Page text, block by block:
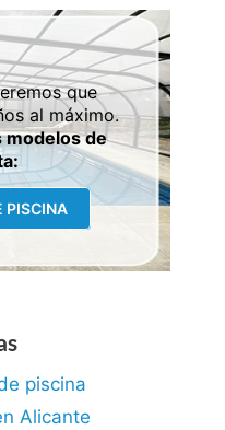
que
al máximo.
modelos de
PISCINA
piscina
Alicante